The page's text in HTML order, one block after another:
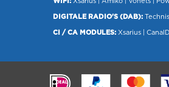
DIGITALE RADIO'S (DAB):
CI / CA MODULES: Xsarius
.